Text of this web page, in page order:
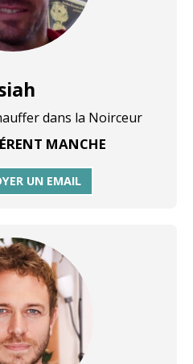
dans la Noirceur
MANCHE
UN EMAIL